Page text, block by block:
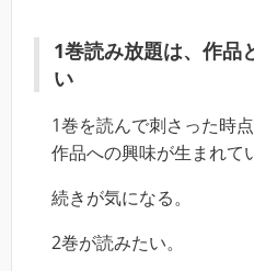
1巻読み放題は、作品
い
1巻を読んで刺さった時
作品への興味が生まれて
続きが気になる。
2巻が読みたい。